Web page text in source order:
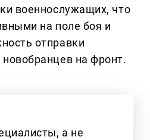
военнослужащих, что
на поле боя и
отправки
на фронт.
а не